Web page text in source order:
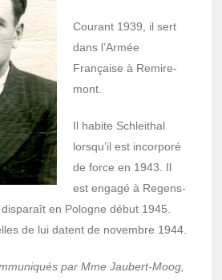
Courant 1939, il sert
dans l’Ar­mée
Française à Remi­re­
mont.
Il habite Schlei­thal
lorsqu’il est incor­poré
de force en 1943. Il
est engagé à Regens­
en Pologne début 1945.
de lui datent de novembre 1944.
par Mme Jaubert-Moog,